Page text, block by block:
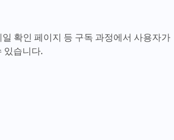
확인 페이지 등 구독 과정에서 사용자가
있습니다.